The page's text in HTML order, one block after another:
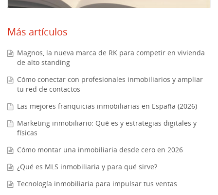
Más artículos
Magnos, la nueva marca de RK para competir en vivienda
de alto standing
Cómo conectar con profesionales inmobiliarios y ampliar
tu red de contactos
Las mejores franquicias inmobiliarias en España (2026)
Marketing inmobiliario: Qué es y estrategias digitales y
físicas
Cómo montar una inmobiliaria desde cero en 2026
¿Qué es MLS inmobiliaria y para qué sirve?
Tecnología inmobiliaria para impulsar tus ventas